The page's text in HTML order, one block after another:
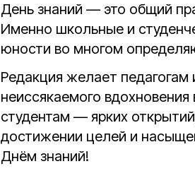
День знаний — это общий
Именно школьные и
юности во многом
Редакция желает
неиссякаемого
студентам — ярких
достижении целей и
Днём знаний!